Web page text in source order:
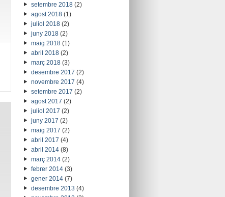
setembre 2018(2)
agost 2018(1)
juliol 2018(2)
juny 2018(2)
maig 2018(1)
abril 2018(2)
març 2018(3)
desembre 2017 (2)
novembre 2017 (4)
setembre 2017 (2)
agost 2017 (2)
juliol 2017 (2)
juny 2017 (2)
maig 2017 (2)
abril 2017 (4)
abril 2014(8)
març 2014(2)
febrer 2014(3)
gener 2014(7)
desembre 2013 (4)